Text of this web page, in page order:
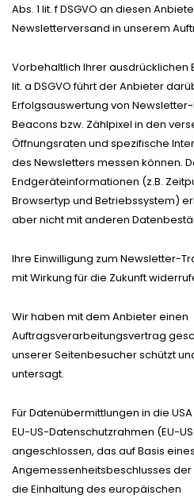
Abs. 1 lit. f DSGVO an diesen
Newsletterversand in unserem
Vorbehaltlich Ihrer ausdrücklichen
lit. a DSGVO führt der Anbieter
Erfolgsauswertung von
Beacons bzw. Zählpixel in den
Öffnungsraten und spezifische
des Newsletters messen können.
Endgeräteinformationen (z.B.
Browsertyp und Betriebssystem)
aber nicht mit anderen
Ihre Einwilligung zum Newsletter-
mit Wirkung für die Zukunft
Wir haben mit dem Anbieter einen
Auftragsverarbeitungsvertrag
unserer Seitenbesucher schützt
untersagt.
Für Datenübermittlungen in die
EU-US-Datenschutzrahmen (EU-
angeschlossen, das auf Basis eines
Angemessenheitsbeschlusses
die Einhaltung des europäischen